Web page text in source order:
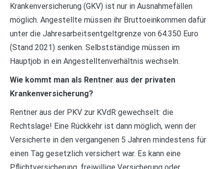
Krankenversicherung (GKV) ist nur in Ausnahmefällen
möglich. Angestellte müssen ihr Bruttoeinkommen dafür
unter die Jahresarbeitsentgeltgrenze von 64.350 Euro
(Stand 2021) senken. Selbstständige müssen im
Hauptjob in ein Angestelltenverhältnis wechseln.
Wie kommt man als Rentner aus der privaten
Krankenversicherung?
Rentner aus der PKV zur KVdR gewechselt: die
Rechtslage! Eine Rückkehr ist dann möglich, wenn der
Versicherte in den vergangenen 5 Jahren mindestens für
einen Tag gesetzlich versichert war. Es kann eine
Pflichtversicherung, freiwillige Versicherung oder